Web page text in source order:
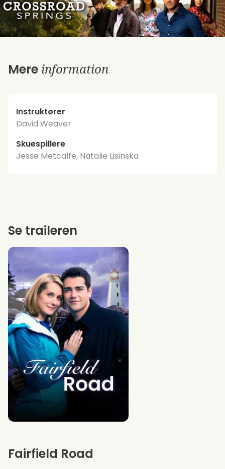
Mere information
Instruktører
David Weaver
Skuespillere
Jesse Metcalfe, Natalie Lisinska
Fairfield Road
Se traileren